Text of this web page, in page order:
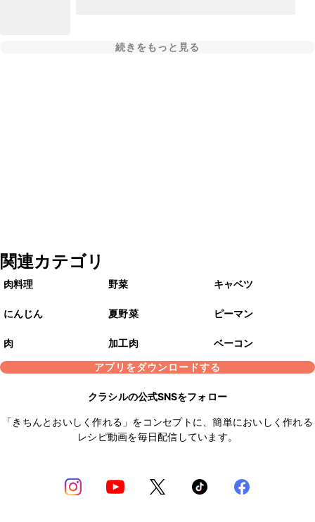
続きをもっと見る
関連カテゴリ
肉料理 野菜 キャベツ
にんじん 夏野菜 ピーマン
肉 加工肉
ベーコン
アプリをダウンロードする
クラシルの公式SNSをフォロー
「きちんとおいしく作れる」をコンセプトに、簡単においしく作れる
レシピ動画を毎日配信しています。